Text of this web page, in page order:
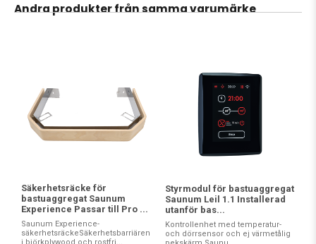
Andra produkter från samma varumärke
Säkerhetsräcke för
bastuaggregat Saunum
Experience Passar till Pro ...
Saunum Experience-
säkerhetsräckeSäkerhetsbarriären
Styrmodul för bastuaggregat
Saunum Leil 1.1 Installerad
utanför bas...
Kontrollenhet med temperatur-
och dörrsensor och ej värmetålig